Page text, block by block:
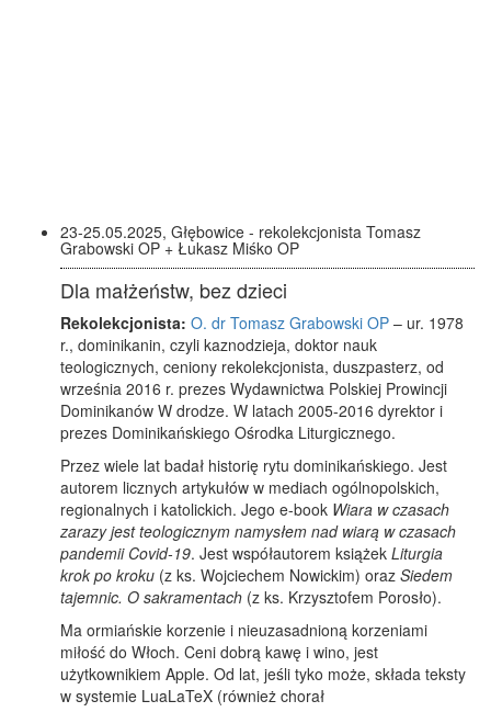
23-25.05.2025, Głębowice - rekolekcjonista Tomasz
Grabowski OP + Łukasz Miśko OP
Dla małżeństw, bez dzieci
Rekolekcjonista: O. dr Tomasz Grabowski OP – ur. 1978
r., dominikanin, czyli kaznodzieja, doktor nauk
teologicznych, ceniony rekolekcjonista, duszpasterz, od
września 2016 r. prezes Wydawnictwa Polskiej Prowincji
Dominikanów W drodze. W latach 2005-2016 dyrektor i
prezes Dominikańskiego Ośrodka Liturgicznego.
Przez wiele lat badał historię rytu dominikańskiego. Jest
autorem licznych artykułów w mediach ogólnopolskich,
regionalnych i katolickich. Jego e-book Wiara w czasach
zarazy jest teologicznym namysłem nad wiarą w czasach
pandemii Covid-19. Jest współautorem książek Liturgia
krok po kroku (z ks. Wojciechem Nowickim) oraz Siedem
tajemnic. O sakramentach (z ks. Krzysztofem Porosło).
Ma ormiańskie korzenie i nieuzasadnioną korzeniami
miłość do Włoch. Ceni dobrą kawę i wino, jest
użytkownikiem Apple. Od lat, jeśli tyko może, składa teksty
w systemie LuaLaTeX (również chorał